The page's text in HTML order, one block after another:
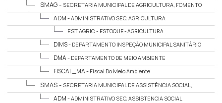
SMAG - SECRETARIA MUNICIPAL DE AGRICULTURA, FOMENTO
ECONÔMICO E MEIO AMBIENTE
ADM -ADMINISTRATIVO SEC. AGRICULTURA
EST AGRIC - ESTOQUE - AGRICULTURA
DIMS - DEPARTAMENTO INSPEÇÃO MUNICIPAL SANITÁRIO
DMA - DEPARTAMENTO DE MEIO AMBIENTE
FISCAL_MA - Fiscal Do Meio Ambiente
SMAS - SECRETARIA MUNICIPAL DE ASSISTÊNCIA SOCIAL,
TRABALHO E TURISMO
ADM -ADMINISTRATIVO SEC. ASSISTENCIA SOCIAL